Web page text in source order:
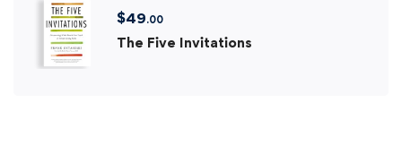
$49.00
The Five Invitations